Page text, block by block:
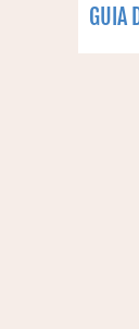
GUIA